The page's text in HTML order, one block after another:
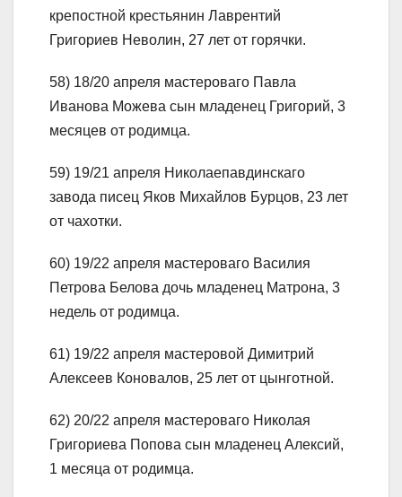
крепостной крестьянин Лаврентий
Григориев Неволин, 27 лет от горячки.
58) 18/20 апреля мастероваго Павла
Иванова Можева сын младенец Григорий, 3
месяцев от родимца.
59) 19/21 апреля Николаепавдинскаго
завода писец Яков Михайлов Бурцов, 23 лет
от чахотки.
60) 19/22 апреля мастероваго Василия
Петрова Белова дочь младенец Матрона, 3
недель от родимца.
61) 19/22 апреля мастеровой Димитрий
Алексеев Коновалов, 25 лет от цынготной.
62) 20/22 апреля мастероваго Николая
Григориева Попова сын младенец Алексий,
1 месяца от родимца.